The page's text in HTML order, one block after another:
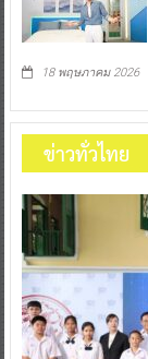
18 พฤษภาคม 2026
ข่าวทั่วไทย